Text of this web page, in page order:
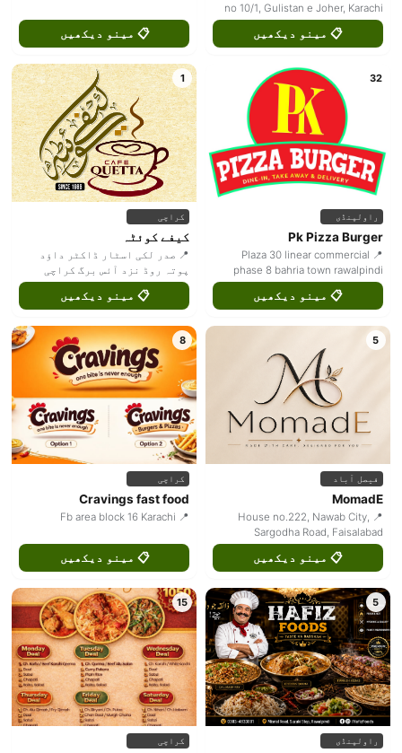
no 10/1, Gulistan e Joher, Karachi
📋 مینو دیکھیں 📋 مینو دیکھیں
32
راولپنڈی
Pk Pizza Burger
📍 Plaza 30 linear commercial
phase 8 bahria town rawalpindi
📋 مینو دیکھیں
1
کراچی
کیفے کوئٹہ
📍 صدر لکی اسٹار ڈاکٹر داؤد
پوتہ روڈ نزد آئس برگ کراچی
📋 مینو دیکھیں
5
فیصل آباد
MomadE
📍 House no.222, Nawab City,
Sargodha Road, Faisalabad
📋 مینو دیکھیں
8
کراچی
Cravings fast food
📍 Fb area block 16 Karachi
📋 مینو دیکھیں
5
راولپنڈی
15
کراچی